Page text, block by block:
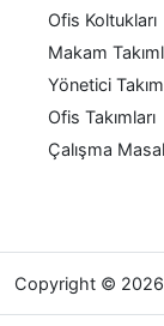
Ofis Koltukları
Makam
Yönetici
Ofis Takımları
Çalışma
Copyright © 2026